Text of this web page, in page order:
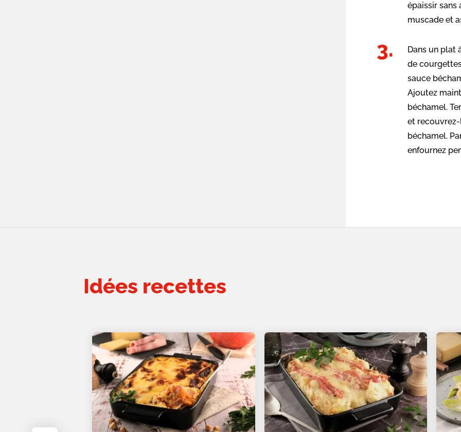
épaissir sans
muscade et
Dans un plat
de
sauce
Ajoutez
béchamel.
et
béchamel.
enfournez
Idées recettes